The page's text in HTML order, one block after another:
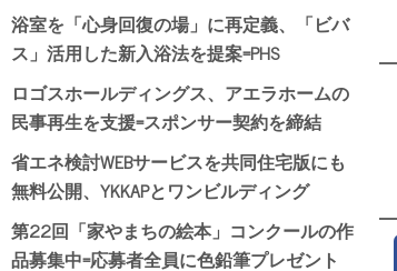
浴室を「心身回復の場」に再定義、「ビバ
ス」活用した新入浴法を提案=PHS
ロゴスホールディングス、アエラホームの
民事再生を支援=スポンサー契約を締結
省エネ検討WEBサービスを共同住宅版にも
無料公開、YKKAPとワンビルディング
第22回「家やまちの絵本」コンクールの作
品募集中=応募者全員に色鉛筆プレゼント